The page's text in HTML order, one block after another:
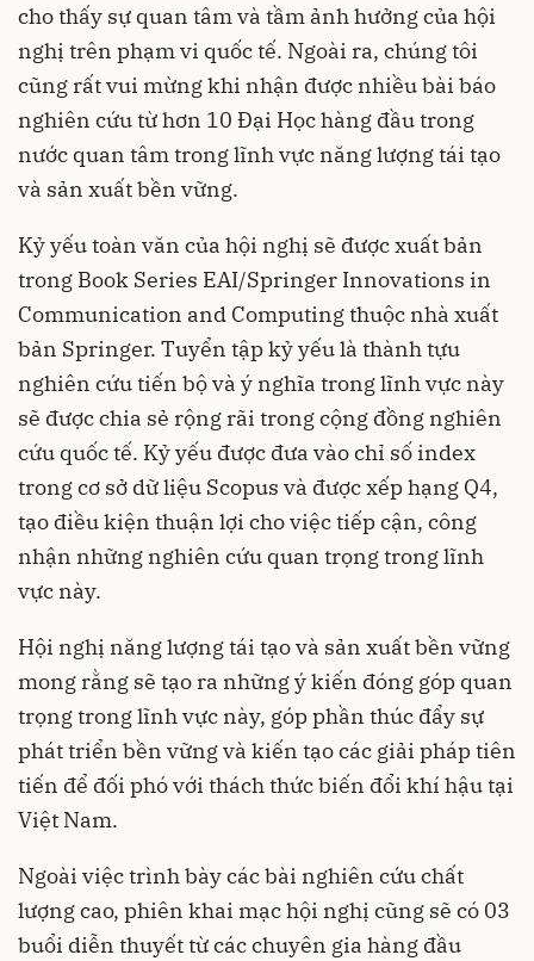
cho thấy sự quan tâm và tầm ảnh hưởng của hội
nghị trên phạm vi quốc tế. Ngoài ra, chúng tôi
cũng rất vui mừng khi nhận được nhiều bài báo
nghiên cứu từ hơn 10 Đại Học hàng đầu trong
nước quan tâm trong lĩnh vực năng lượng tái tạo
và sản xuất bền vững.
Kỷ yếu toàn văn của hội nghị sẽ được xuất bản
trong Book Series EAI/Springer Innovations in
Communication and Computing thuộc nhà xuất
bản Springer. Tuyển tập kỷ yếu là thành tựu
nghiên cứu tiến bộ và ý nghĩa trong lĩnh vực này
sẽ được chia sẻ rộng rãi trong cộng đồng nghiên
cứu quốc tế. Kỷ yếu được đưa vào chỉ số index
trong cơ sở dữ liệu Scopus và được xếp hạng Q4,
tạo điều kiện thuận lợi cho việc tiếp cận, công
nhận những nghiên cứu quan trọng trong lĩnh
vực này.
Hội nghị năng lượng tái tạo và sản xuất bền vững
mong rằng sẽ tạo ra những ý kiến đóng góp quan
trọng trong lĩnh vực này, góp phần thúc đẩy sự
phát triển bền vững và kiến tạo các giải pháp tiên
tiến để đối phó với thách thức biến đổi khí hậu tại
Việt Nam.
Ngoài việc trình bày các bài nghiên cứu chất
lượng cao, phiên khai mạc hội nghị cũng sẽ có 03
buổi diễn thuyết từ các chuyên gia hàng đầu